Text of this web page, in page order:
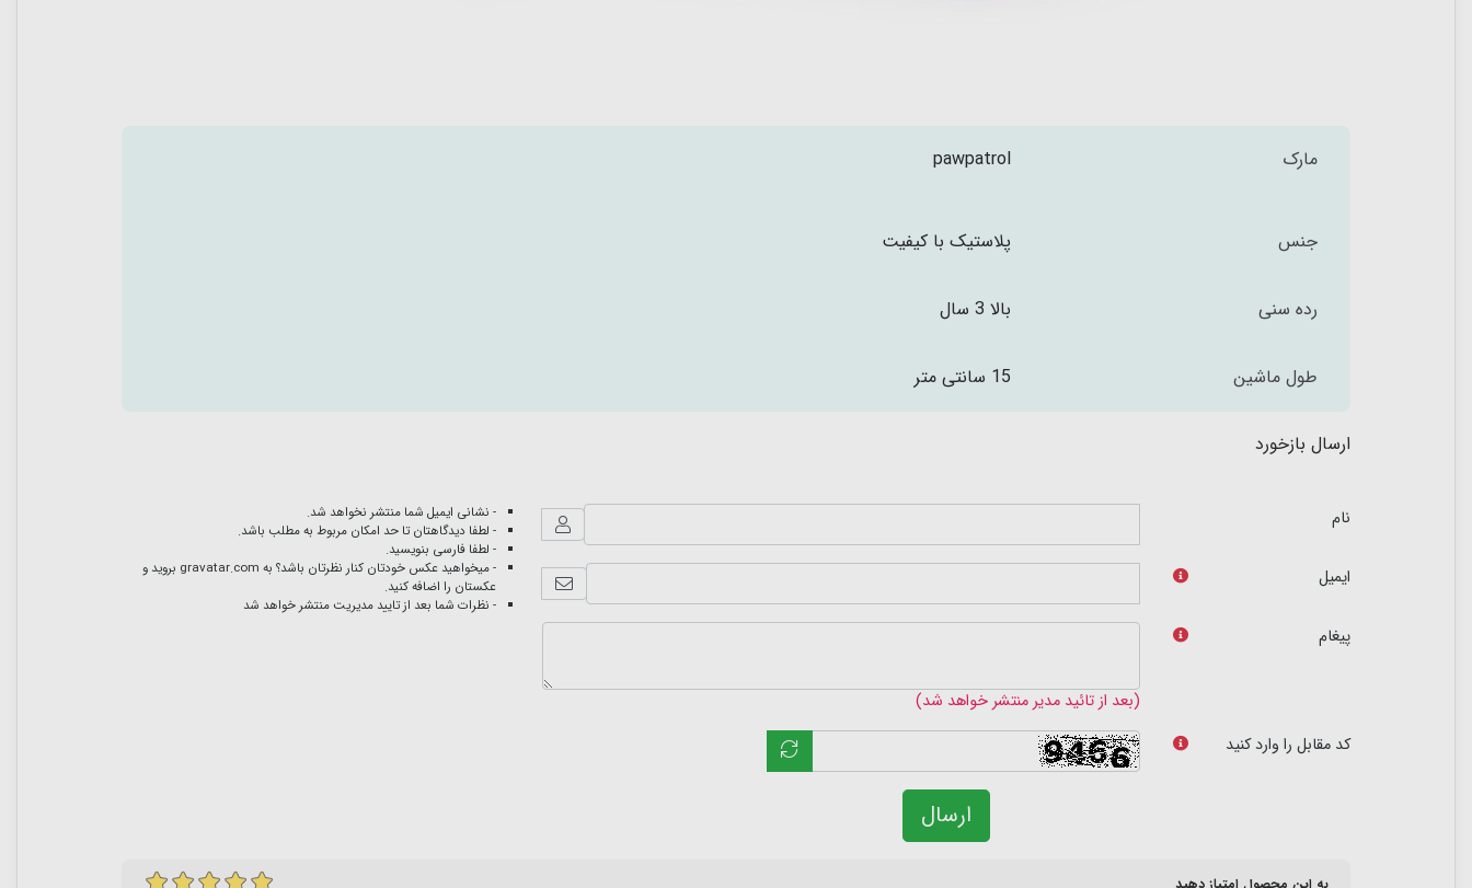
مارک pawpatrol
جنس پلاستیک با کیفیت
رده سنی بالا 3 سال
طول ماشین 15 سانتی متر
ارسال بازخورد
نام
ایمیل
پیغام
(بعد از تائید مدیر منتشر خواهد شد)
کد مقابل را وارد کنید
ارسال
- نشانی ایمیل شما منتشر نخواهد شد.
- لطفا دیدگاهتان تا حد امکان مربوط به مطلب باشد.
- لطفا فارسی بنویسید.
- میخواهید عکس خودتان کنار نظرتان باشد؟ به gravatar.com بروید و
عکستان را اضافه کنید.
- نظرات شما بعد از تایید مدیریت منتشر خواهد شد